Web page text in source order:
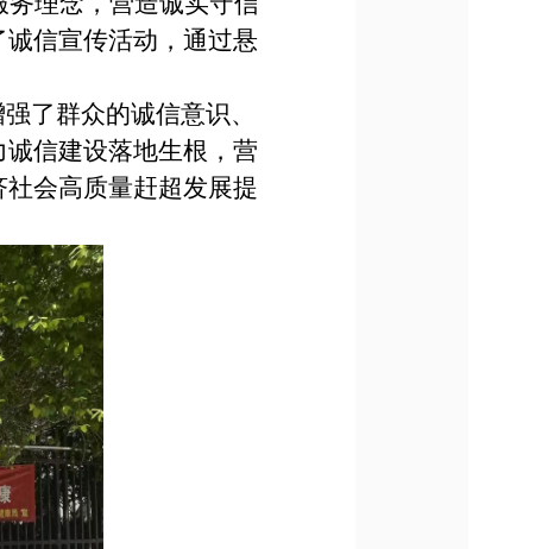
信宣传活动，通过悬
了群众的诚信意识、
信建设落地生根，营
会高质量赶超发展提